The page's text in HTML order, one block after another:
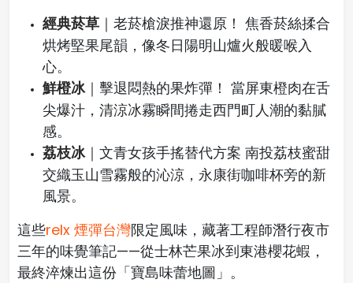
經典菸草 ｜老菸槍淚推神還原！ 焦香菸絲揉合
烘烤堅果尾韻，像冬日陽明山爐火般暖喉入
心。
鮮橙冰｜擊退悶熱的果炸彈！ 當屏東橙肉在舌
尖爆汁，清涼冰霧瞬間捲走西門町人潮的黏膩
感。
荔枝冰｜文青女孩手搖替代方案 南投荔枝蜜甜
交織玉山雪霧般的沁涼，永康街咖啡杯旁的新
風景。
這些relx 煙彈台灣限定風味，藏著工程師潛行夜市
三年的味覺筆記——從士林芒果冰到東港櫻花蝦，
最終淬煉出這份「寶島味蕾地圖」。